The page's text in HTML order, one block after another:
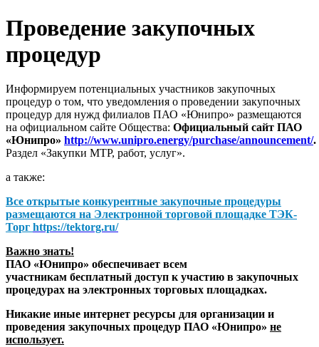
Проведение закупочных
процедур
Информируем потенциальных участников закупочных
процедур о том, что уведомления о проведении закупочных
процедур для нужд филиалов ПАО «Юнипро» размещаются
на официальном сайте Общества: Официальный сайт ПАО
«Юнипро» http://www.unipro.energy/purchase/announcement/.
Раздел «Закупки МТР, работ, услуг».
а также:
Все открытые конкурентные закупочные процедуры
размещаются на Электронной торговой площадке ТЭК-
Торг https://tektorg.ru/
Важно знать!
ПАО «Юнипро» обеспечивает всем
участникам бесплатный доступ к участию в закупочных
процедурах на электронных торговых площадках.
Никакие иные интернет ресурсы для организации и
проведения закупочных процедур ПАО «Юнипро» не
использует.